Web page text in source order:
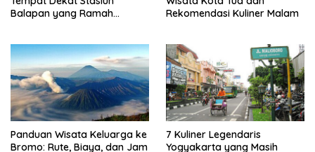
Balapan yang Ramah
Rekomendasi Kuliner Malam
Panduan Wisata Keluarga ke
Bromo: Rute, Biaya, dan Jam
7 Kuliner Legendaris
Yogyakarta yang Masih